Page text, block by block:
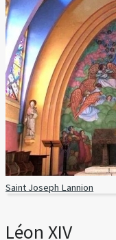
Saint Joseph Lannion
Léon XIV